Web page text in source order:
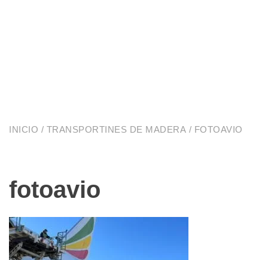
INICIO / TRANSPORTINES DE MADERA / FOTOAVIO
fotoavio